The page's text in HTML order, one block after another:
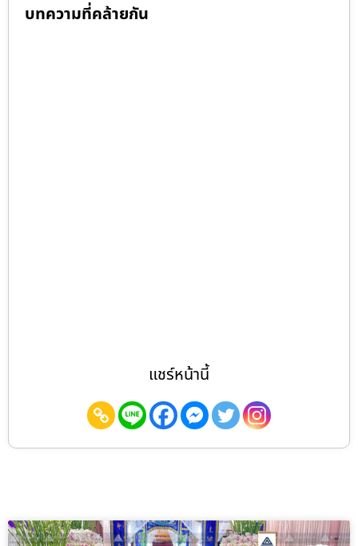
บทความที่คล้ายกัน
แชร์หน้านี้